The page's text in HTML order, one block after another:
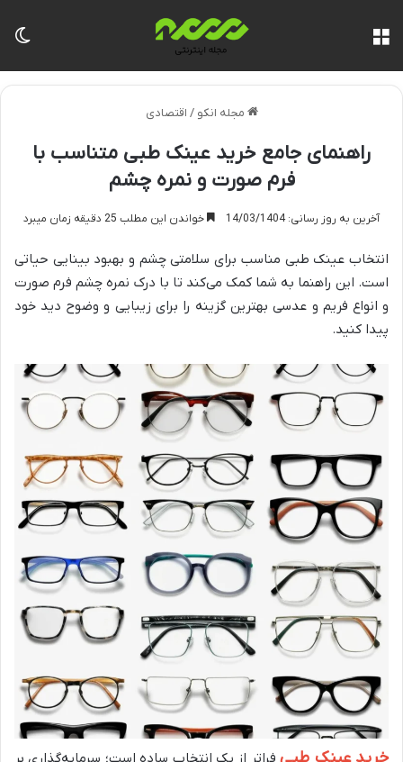
مجله انکو / اقتصادی
راهنمای جامع خرید عینک طبی متناسب با
فرم صورت و نمره چشم
آخرین به روز رسانی: 14/03/1404 خواندن این مطلب 25 دقیقه زمان میبرد
انتخاب عینک طبی مناسب برای سلامتی چشم و بهبود بینایی حیاتی
است. این راهنما به شما کمک می‌کند تا با درک نمره چشم فرم صورت
و انواع فریم و عدسی بهترین گزینه را برای زیبایی و وضوح دید خود
پیدا کنید.
خرید عینک طبیفراتر از یک انتخاب ساده است؛ سرمایه‌گذاری بر